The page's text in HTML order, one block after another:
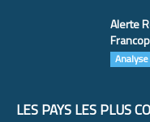
Alerte
Analyse
LES PAYS LES PLUS